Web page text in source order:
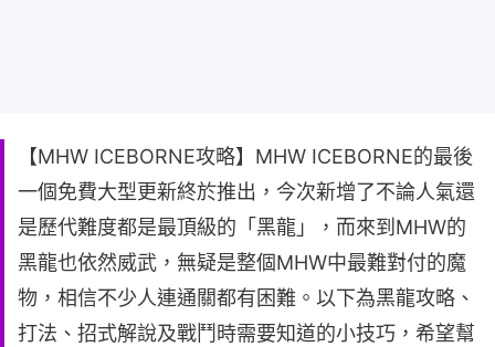
【MHW ICEBORNE攻略】MHW ICEBORNE的最後
一個免費大型更新終於推出，今次新增了不論人氣還
是歷代難度都是最頂級的「黑龍」，而來到MHW的
黑龍也依然威武，無疑是整個MHW中最難對付的魔
物，相信不少人連通關都有困難。以下為黑龍攻略、
打法、招式解說及戰鬥時需要知道的小技巧，希望幫